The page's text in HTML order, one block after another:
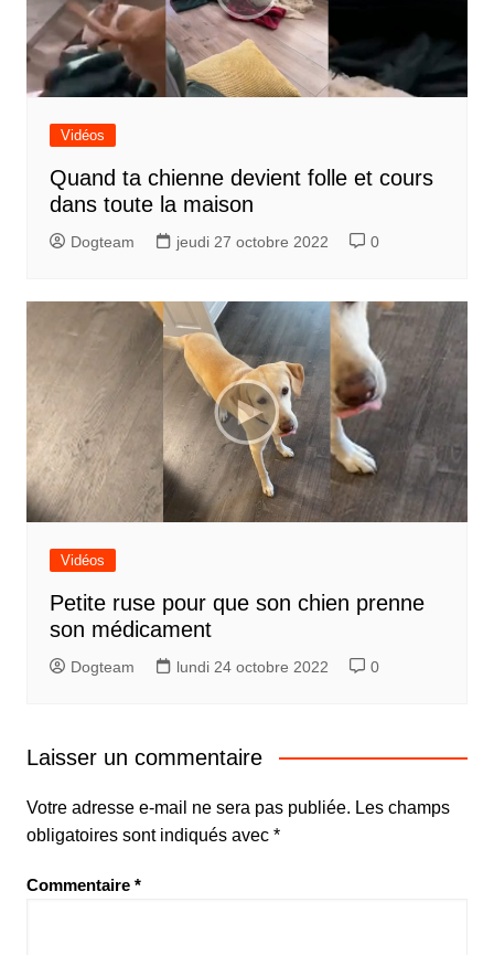
Vidéos
Quand ta chienne devient folle et cours
dans toute la maison
Dogteam jeudi 27 octobre 2022 0
Vidéos
Petite ruse pour que son chien prenne
son médicament
Dogteam lundi 24 octobre 2022 0
Laisser un commentaire
Votre adresse e-mail ne sera pas publiée. Les champs
obligatoires sont indiqués avec *
Commentaire *